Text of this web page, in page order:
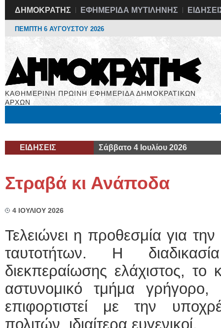
ΔΗΜΟΚΡΑΤΗΣ ΕΦΗΜΕΡΙΔΑ ΜΥΤΙΛΗΝΗΣ
ΠΕΜΠΤΗ 6 ΑΥΓΟΥΣΤΟΥ 2026
ΚΑΘΗΜΕΡΙΝΗ ΠΡΩΙΝΗ ΕΦΗΜΕΡΙΔΑ ΔΗΜΟΚΡΑΤΙΚΩΝ
ΑΡΧΩΝ
ΕΙΔΗΣΕΙΣ Σάββατο 4 Ιουλίου 2026
Στραβά κι Ανάποδα
4 ΙΟΥΛΙΟΥ 2026
Τελειώνει η προθεσμία για
ταυτοτήτων. Η
διεκπεραίωσης ελάχιστος, το
αστυνομικό τμήμα
επιφορτιστεί με την
πολιτών ιδιαίτερα ευγενικοί.